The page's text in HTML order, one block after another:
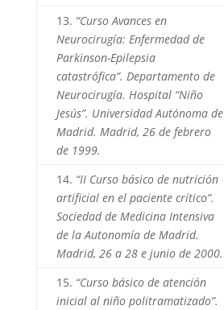
13. “Curso Avances en
Neurocirugía: Enfermedad de
Parkinson-Epilepsia
catastrófica”. Departamento de
Neurocirugía. Hospital “Niño
Jesús”. Universidad Autónoma de
Madrid. Madrid, 26 de febrero
de 1999.
14. “II Curso básico de nutrición
artificial en el paciente crítico”.
Sociedad de Medicina Intensiva
de la Autonomía de Madrid.
Madrid, 26 a 28 e junio de 2000.
15. “Curso básico de atención
inicial al niño politramatizado”.